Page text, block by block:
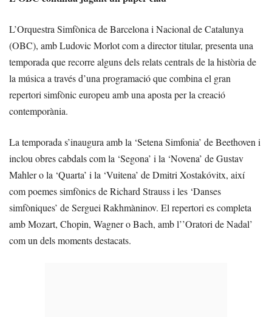
L’Orquestra Simfònica de Barcelona i Nacional de Catalunya
(OBC), amb Ludovic Morlot com a director titular, presenta una
temporada que recorre alguns dels relats centrals de la història de
la música a través d’una programació que combina el gran
repertori simfònic europeu amb una aposta per la creació
contemporània.
La temporada s’inaugura amb la ‘Setena Simfonia’ de Beethoven i
inclou obres cabdals com la ‘Segona’ i la ‘Novena’ de Gustav
Mahler o la ‘Quarta’ i la ‘Vuitena’ de Dmitri Xostakóvitx, així
com poemes simfònics de Richard Strauss i les ‘Danses
simfòniques’ de Serguei Rakhmàninov. El repertori es completa
amb Mozart, Chopin, Wagner o Bach, amb l’’Oratori de Nadal’
com un dels moments destacats.